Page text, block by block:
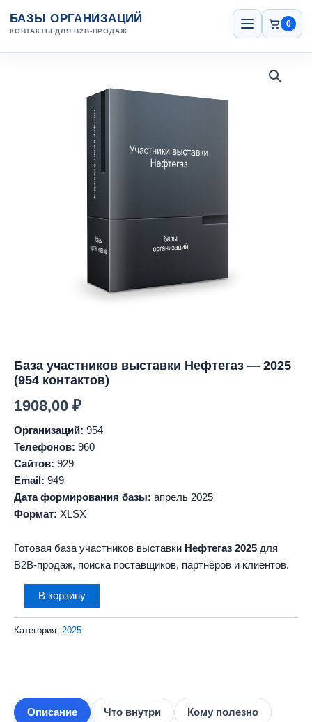
БАЗЫ ОРГАНИЗАЦИЙ
КОНТАКТЫ ДЛЯ B2B-ПРОДАЖ
Открыть
меню
0
База участников выставки Нефтегаз — 2025
(954 контактов)
1908,00 ₽
Организаций: 954
Телефонов: 960
Сайтов: 929
Email: 949
Дата формирования базы: апрель 2025
Формат: XLSX
Готовая база участников выставки Нефтегаз 2025 для
B2B-продаж, поиска поставщиков, партнёров и клиентов.
Количество
База
участников
(954
контактов)
В корзину
Категория: 2025
Описание Что внутри Кому полезно